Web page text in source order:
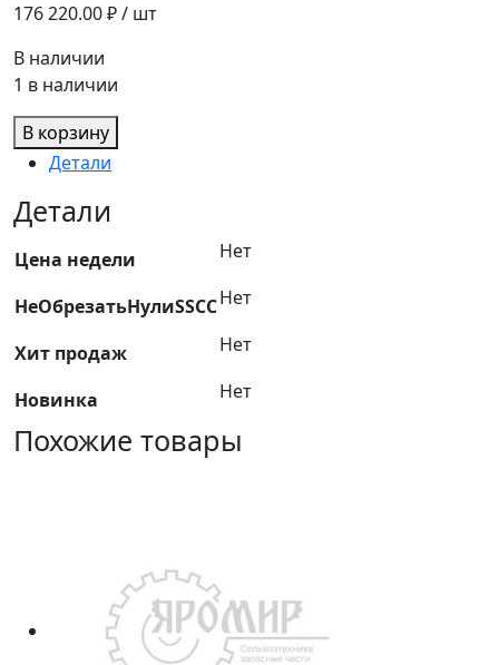
176 220.00₽ / шт
В наличии
1 в наличии
В корзину
Детали
Детали
Цена недели Нет
НеОбрезатьНулиSSCCНет
Хит продаж Нет
Новинка Нет
Похожие товары